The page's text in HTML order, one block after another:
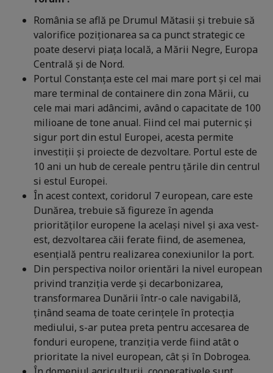
România se află pe Drumul Mătasii și trebuie să
valorifice poziționarea sa ca punct strategic ce
poate deservi piața locală, a Mării Negre, Europa
Centrală și de Nord.
Portul Constanța este cel mai mare port și cel mai
mare terminal de containere din zona Mării, cu
cele mai mari adâncimi, având o capacitate de 100
milioane de tone anual. Fiind cel mai puternic și
sigur port din estul Europei, acesta permite
investiții și proiecte de dezvoltare. Portul este de
10 ani un hub de cereale pentru țările din centrul
si estul Europei.
În acest context, coridorul 7 european, care este
Dunărea, trebuie să figureze în agenda
priorităților europene la același nivel și axa vest-
est, dezvoltarea căii ferate fiind, de asemenea,
esențială pentru realizarea conexiunilor la port.
Din perspectiva noilor orientări la nivel european
privind tranziția verde și decarbonizarea,
transformarea Dunării într-o cale navigabilă,
ținând seama de toate cerințele în protecția
mediului, s-ar putea preta pentru accesarea de
fonduri europene, tranziția verde fiind atât o
prioritate la nivel european, cât și în Dobrogea.